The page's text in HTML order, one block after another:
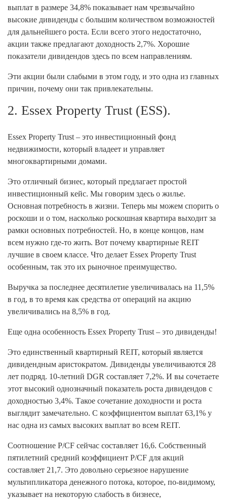
выплат в размере 34,8% показывает нам чрезвычайно
высокие дивиденды с большим количеством возможностей
для дальнейшего роста. Если всего этого недостаточно,
акции также предлагают доходность 2,7%. Хорошие
показатели дивидендов здесь по всем направлениям.
Эти акции были слабыми в этом году, и это одна из главных
причин, почему они так привлекательны.
2. Essex Property Trust (ESS).
Essex Property Trust – это инвестиционный фонд
недвижимости, который владеет и управляет
многоквартирными домами.
Это отличный бизнес, который предлагает простой
инвестиционный кейс. Мы говорим здесь о жилье.
Основная потребность в жизни. Теперь мы можем спорить о
роскоши и о том, насколько роскошная квартира выходит за
рамки основных потребностей. Но, в конце концов, нам
всем нужно где-то жить. Вот почему квартирные REIT
лучшие в своем классе. Что делает Essex Property Trust
особенным, так это их рыночное преимущество.
Выручка за последнее десятилетие увеличивалась на 11,5%
в год, в то время как средства от операций на акцию
увеличивались на 8,5% в год.
Еще одна особенность Essex Property Trust – это дивиденды!
Это единственный квартирный REIT, который является
дивидендным аристократом. Дивиденды увеличиваются 28
лет подряд. 10-летний DGR составляет 7,2%. И вы сочетаете
этот высокий однозначный показатель роста дивидендов с
доходностью 3,4%. Такое сочетание доходности и роста
выглядит замечательно. С коэффициентом выплат 63,1% у
нас одна из самых высоких выплат во всем REIT.
Соотношение P/CF сейчас составляет 16,6. Собственный
пятилетний средний коэффициент P/CF для акций
составляет 21,7. Это довольно серьезное нарушение
мультипликатора денежного потока, которое, по-видимому,
указывает на некоторую слабость в бизнесе,